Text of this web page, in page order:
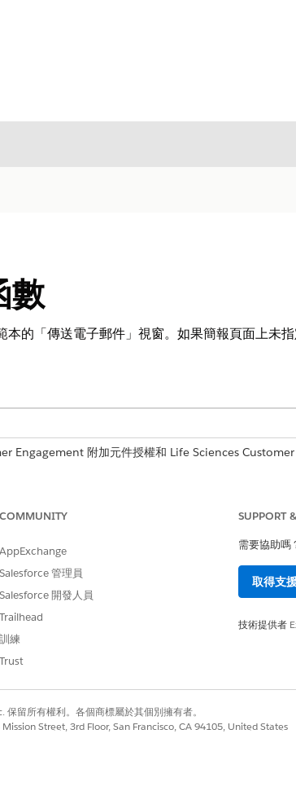
數
的「傳送電子郵件」視窗。如果簡報頁面上未
Engagement 附加元件授權和 Life Sciences
COMMUNITY
AppExchange
Salesforce 管理員
Salesforce 開發人員
Trailhead
訓練
Trust
SUPPORT
需要協助嗎
取得支
技術提供者
留所有權利。各個商標屬於其個別擁有者。
Street, 3rd Floor, San Francisco, CA 94105, United States